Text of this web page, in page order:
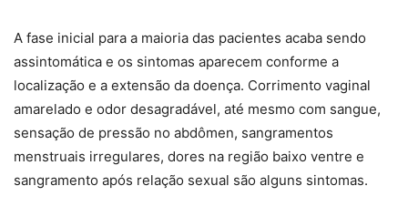
A fase inicial para a maioria das pacientes acaba sendo
assintomática e os sintomas aparecem conforme a
localização e a extensão da doença. Corrimento vaginal
amarelado e odor desagradável, até mesmo com sangue,
sensação de pressão no abdômen, sangramentos
menstruais irregulares, dores na região baixo ventre e
sangramento após relação sexual são alguns sintomas.